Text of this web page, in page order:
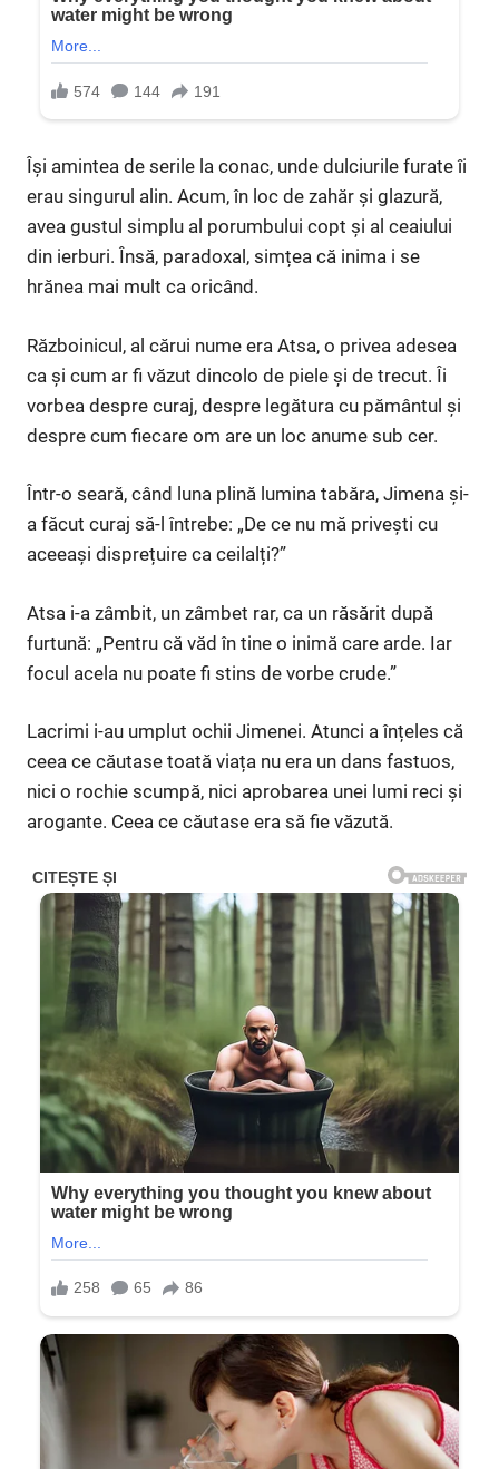
Își amintea de serile la conac, unde dulciurile furate îi
erau singurul alin. Acum, în loc de zahăr și glazură,
avea gustul simplu al porumbului copt și al ceaiului
din ierburi. Însă, paradoxal, simțea că inima i se
hrănea mai mult ca oricând.
Războinicul, al cărui nume era Atsa, o privea adesea
ca și cum ar fi văzut dincolo de piele și de trecut. Îi
vorbea despre curaj, despre legătura cu pământul și
despre cum fiecare om are un loc anume sub cer.
Într-o seară, când luna plină lumina tabăra, Jimena și-
a făcut curaj să-l întrebe: „De ce nu mă privești cu
aceeași disprețuire ca ceilalți?”
Atsa i-a zâmbit, un zâmbet rar, ca un răsărit după
furtună: „Pentru că văd în tine o inimă care arde. Iar
focul acela nu poate fi stins de vorbe crude.”
Lacrimi i-au umplut ochii Jimenei. Atunci a înțeles că
ceea ce căutase toată viața nu era un dans fastuos,
nici o rochie scumpă, nici aprobarea unei lumi reci și
arogante. Ceea ce căutase era să fie văzută.